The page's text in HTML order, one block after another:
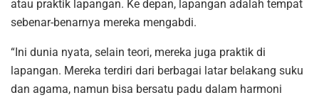
atau praktik lapangan. Ke depan, lapangan adalah tempat
sebenar-benarnya mereka mengabdi.
“Ini dunia nyata, selain teori, mereka juga praktik di
lapangan. Mereka terdiri dari berbagai latar belakang suku
dan agama, namun bisa bersatu padu dalam harmoni